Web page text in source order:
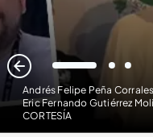
Andrés Felipe Peña
Eric Fernando Gutiérrez
CORTESÍA
1 2 3